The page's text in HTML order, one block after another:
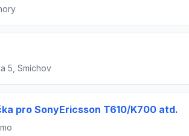
5, Smíchov
pro SonyEricsson T610/K700 atd.